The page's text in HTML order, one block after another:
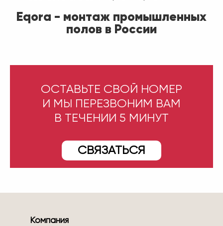
Eqora - монтаж промышленных
полов в России
ОСТАВЬТЕ СВОЙ НОМЕР
И МЫ ПЕРЕЗВОНИМ ВАМ
В ТЕЧЕНИИ 5 МИНУТ
СВЯЗАТЬСЯ
Компания